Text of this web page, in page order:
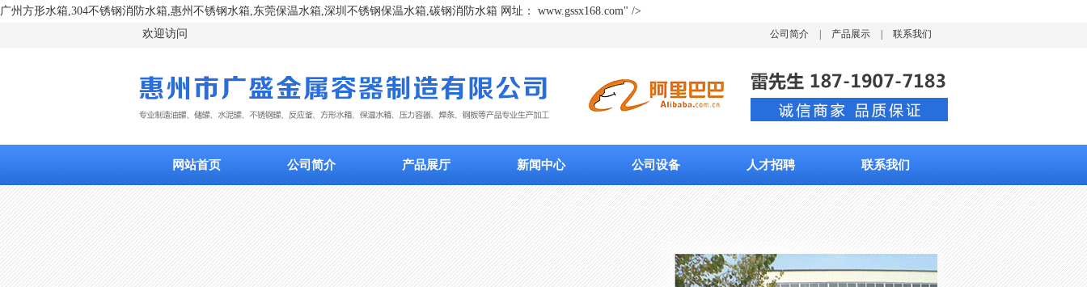
广州方形水箱,304不锈钢消防水箱,惠州不锈钢水箱,东莞保温水箱,深圳不锈钢保温水箱,碳钢消防水箱 网址： www.gssx168.com" />
欢迎访问
公司简介 产品展示 联系我们
网站首页 公司简介 产品展厅 新闻中心 公司设备 人才招聘 联系我们